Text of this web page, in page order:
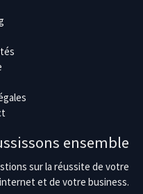
ensemble
sur la réussite de votre
et de votre business.